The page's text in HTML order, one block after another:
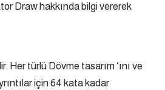
Draw hakkında bilgi vererek
Her türlü Dövme tasarım ‘ını ve
için 64 kata kadar